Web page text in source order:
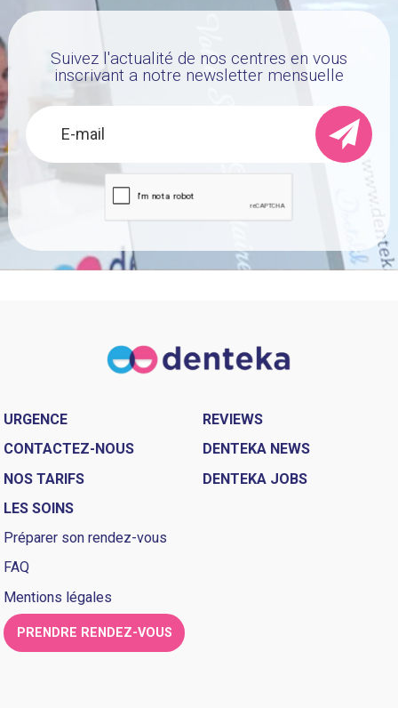
Suivez l'actualité de nos centres en vous
inscrivant a notre newsletter mensuelle
URGENCE
CONTACTEZ-NOUS
NOS TARIFS
LES SOINS
REVIEWS
DENTEKA NEWS
DENTEKA JOBS
Préparer son rendez-vous
FAQ
Mentions légales
PRENDRE RENDEZ-VOUS